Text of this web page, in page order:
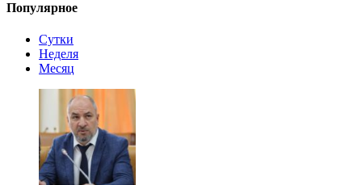
Популярное
Сутки
Неделя
Месяц